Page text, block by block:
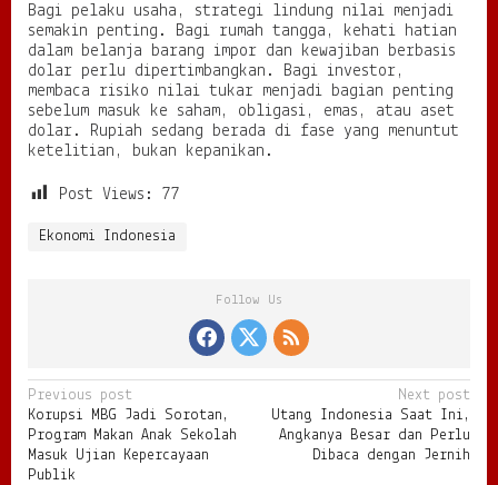
Bagi pelaku usaha, strategi lindung nilai menjadi
semakin penting. Bagi rumah tangga, kehati hatian
dalam belanja barang impor dan kewajiban berbasis
dolar perlu dipertimbangkan. Bagi investor,
membaca risiko nilai tukar menjadi bagian penting
sebelum masuk ke saham, obligasi, emas, atau aset
dolar. Rupiah sedang berada di fase yang menuntut
ketelitian, bukan kepanikan.
Post Views: 77
Ekonomi Indonesia
Follow Us
P
o
s
Previous post
Korupsi MBG Jadi Sorotan,
Program Makan Anak Sekolah
Masuk Ujian Kepercayaan
Publik
Next post
Utang Indonesia Saat Ini,
Angkanya Besar dan Perlu
Dibaca dengan Jernih